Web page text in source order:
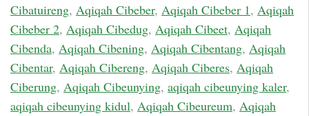
Cibatuireng, Aqiqah Cibeber, Aqiqah Cibeber 1, Aqiqah
Cibeber 2, Aqiqah Cibedug, Aqiqah Cibeet, Aqiqah
Cibenda, Aqiqah Cibening, Aqiqah Cibentang, Aqiqah
Cibentar, Aqiqah Cibereng, Aqiqah Ciberes, Aqiqah
Ciberung, Aqiqah Cibeunying, aqiqah cibeunying kaler,
aqiqah cibeunying kidul, Aqiqah Cibeureum, Aqiqah